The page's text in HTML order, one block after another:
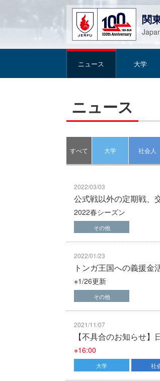
関
ニュース 大学
ニュース
すべて 大学 社会人
2022/03/03
公式戦以外の定期戦、
2022春シーズン
その他
2022/01/23
トンガ王国への義援金
※1/26更新
その他
2021/11/07
【不具合のお知らせ
※16:00
大学 社